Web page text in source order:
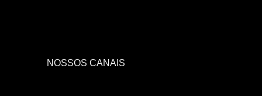
NOSSOS CANAIS